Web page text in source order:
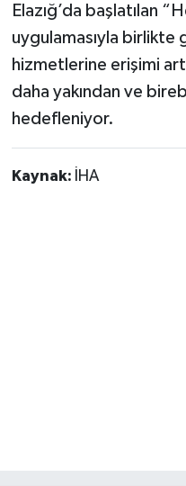
Elazığ’da başlatılan
uygulamasıyla birlikte
hizmetlerine erişimi
daha yakından ve
hedefleniyor.
Kaynak: İHA